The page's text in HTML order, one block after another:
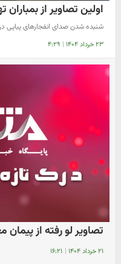
اولین تصاویر از بمباران
شنیده شدن صدای انفجارهای پیاپی
۲۳ خرداد ۱۴۰۴ | ۴:۲۹
تصاویر لو رفته از
۲۱ خرداد ۱۴۰۴ | ۱۶:۲۱